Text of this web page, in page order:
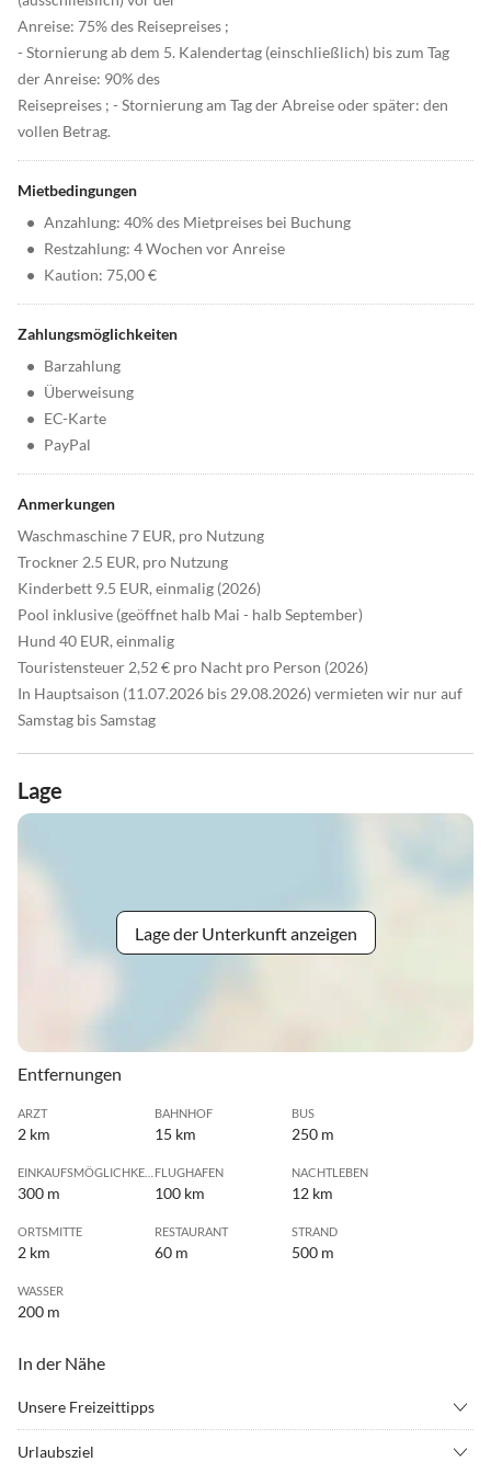
Anreise: 75% des Reisepreises ;
- Stornierung ab dem 5. Kalendertag (einschließlich) bis zum Tag
der Anreise: 90% des
Reisepreises ; - Stornierung am Tag der Abreise oder später: den
vollen Betrag.
Mietbedingungen
• Anzahlung: 40% des Mietpreises bei Buchung
• Restzahlung: 4 Wochen vor Anreise
• Kaution: 75,00 €
Zahlungsmöglichkeiten
• Barzahlung
• Überweisung
• EC-Karte
• PayPal
Anmerkungen
Waschmaschine 7 EUR, pro Nutzung
Trockner 2.5 EUR, pro Nutzung
Kinderbett 9.5 EUR, einmalig (2026)
Pool inklusive (geöffnet halb Mai - halb September)
Hund 40 EUR, einmalig
Touristensteuer 2,52 € pro Nacht pro Person (2026)
In Hauptsaison (11.07.2026 bis 29.08.2026) vermieten wir nur auf
Samstag bis Samstag
Lage
Lage der Unterkunft anzeigen
Entfernungen
ARZT
2 km
BAHNHOF
15 km
BUS
250 m
300 m
FLUGHAFEN
100 km
NACHTLEBEN
12 km
ORTSMITTE
2 km
RESTAURANT
60 m
STRAND
500 m
WASSER
200 m
In der Nähe
Unsere Freizeittipps
Urlaubsziel